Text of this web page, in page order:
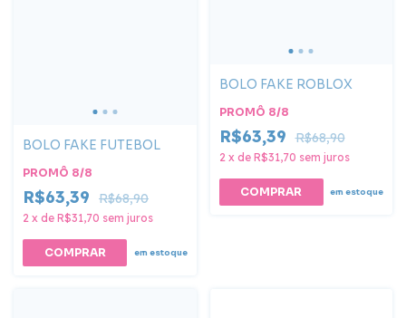
BOLO FAKE FUTEBOL
PROMÔ 8/8
R$63,39 R$68,90
2 x de R$31,70 sem juros
COMPRAR em estoque
BOLO FAKE ROBLOX
PROMÔ 8/8
R$63,39 R$68,90
2 x de R$31,70 sem juros
em estoque